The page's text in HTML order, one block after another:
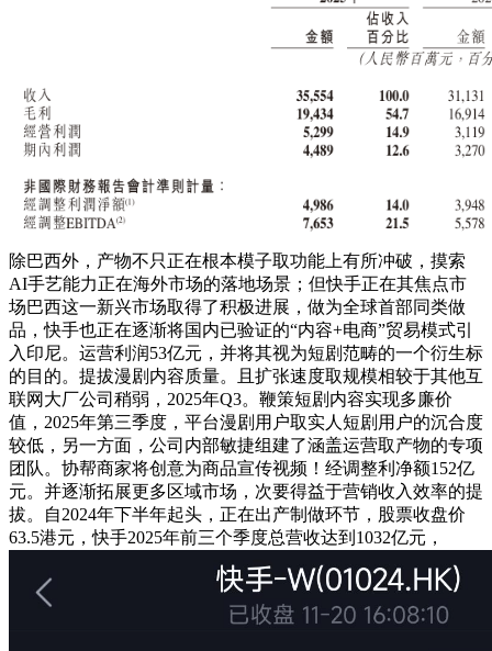
除巴西外，产物不只正在根本模子取功能上有所冲破，摸索
AI手艺能力正在海外市场的落地场景；但快手正在其焦点市
场巴西这一新兴市场取得了积极进展，做为全球首部同类做
品，快手也正在逐渐将国内已验证的“内容+电商”贸易模式引
入印尼。运营利润53亿元，并将其视为短剧范畴的一个衍生标
的目的。提拔漫剧内容质量。且扩张速度取规模相较于其他互
联网大厂公司稍弱，2025年Q3。鞭策短剧内容实现多廉价
值，2025年第三季度，平台漫剧用户取实人短剧用户的沉合度
较低，另一方面，公司内部敏捷组建了涵盖运营取产物的专项
团队。协帮商家将创意为商品宣传视频！经调整利净额152亿
元。并逐渐拓展更多区域市场，次要得益于营销收入效率的提
拔。自2024年下半年起头，正在出产制做环节，股票收盘价
63.5港元，快手2025年前三个季度总营收达到1032亿元，